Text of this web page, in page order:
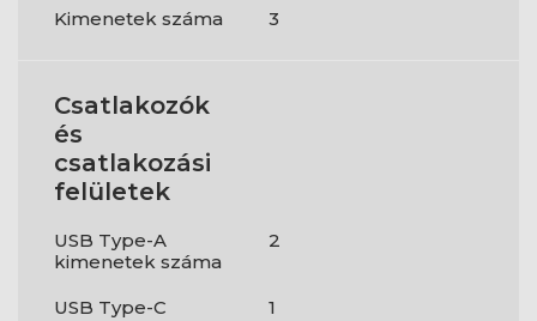
Kimenetek száma
3
Csatlakozók
és
csatlakozási
felületek
USB Type-A
kimenetek száma
2
USB Type-C
1